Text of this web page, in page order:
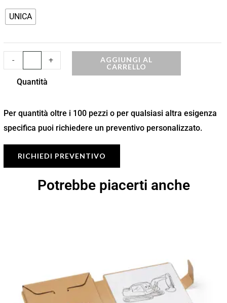
UNICA
- +
AGGIUNGI AL
CARRELLO
Quantità
Per quantità oltre i 100 pezzi o per qualsiasi altra esigenza
specifica puoi richiedere un preventivo personalizzato.
RICHIEDI PREVENTIVO
Potrebbe piacerti anche
3,10 €